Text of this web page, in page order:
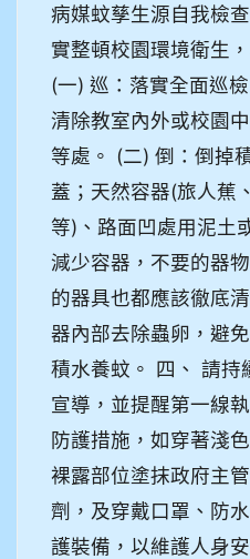
病媒蚊孳生源自我檢
實整頓校園環境衛生
(一) 巡：落實全面巡
清除教室內外或校園
等處。 (二) 倒：倒掉
蓋；天然容器(旅人蕉
等)、路面凹處用泥土
減少容器，不要的器
的器具也都應該徹底
器內部去除蟲卵，避
積水養蚊。 四、 請持
宣導，並提醒第一線
防護措施，如穿著淺
裸露部位塗抹政府主
劑，及穿戴口罩、防
護裝備，以維護人身